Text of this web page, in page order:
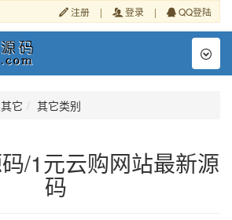
注册 | 登录 | QQ登陆
它 其它类别
/1元云购网站最新源
码